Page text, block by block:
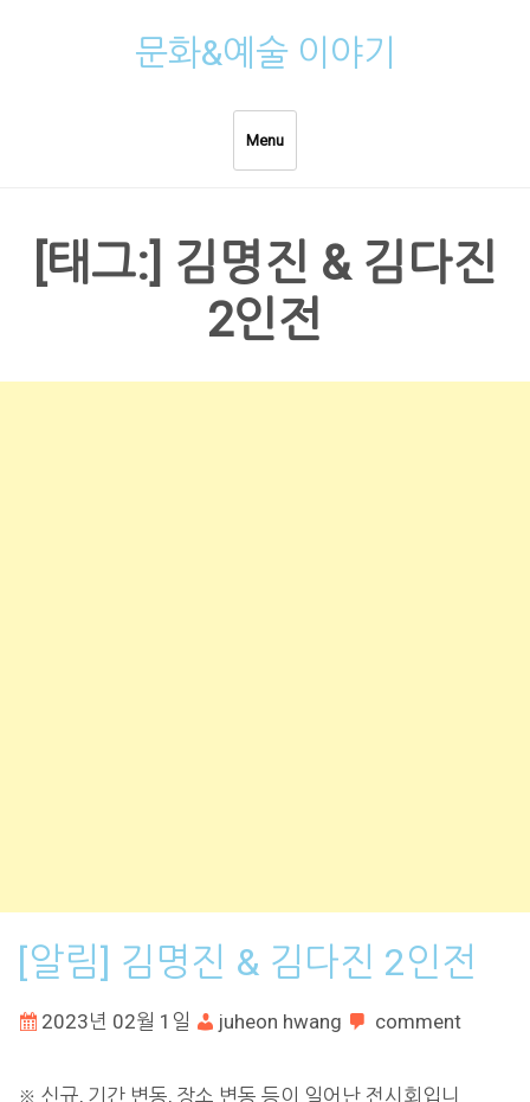
문화&예술 이야기
Menu
[태그:] 김명진 & 김다진
2인전
[알림] 김명진 & 김다진 2인전
2023년 02월 1일 juheon hwang comment
※ 신규, 기간 변동, 장소 변동 등이 일어난 전시회입니